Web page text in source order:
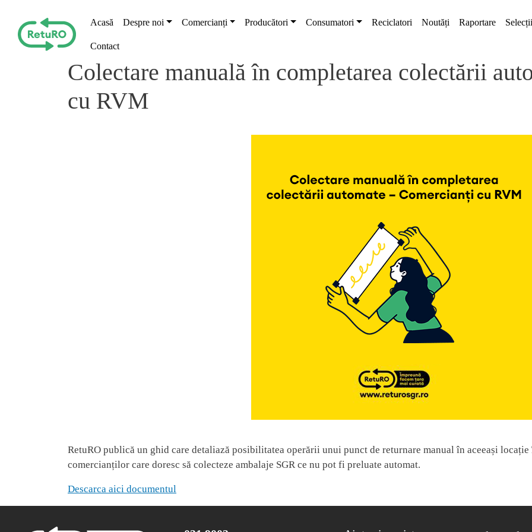
Main navigation
Acasă Despre noi Comercianți Producători Consumatori Reciclatori Noutăți Raportare
Contact
Colectare manuală în completarea colectării
cu RVM
RetuRO publică un ghid care detaliază posibilitatea operării unui punct de returnare manual în aceeași
comercianților care doresc să colecteze ambalaje SGR ce nu pot fi preluate automat.
Descarca aici documentul